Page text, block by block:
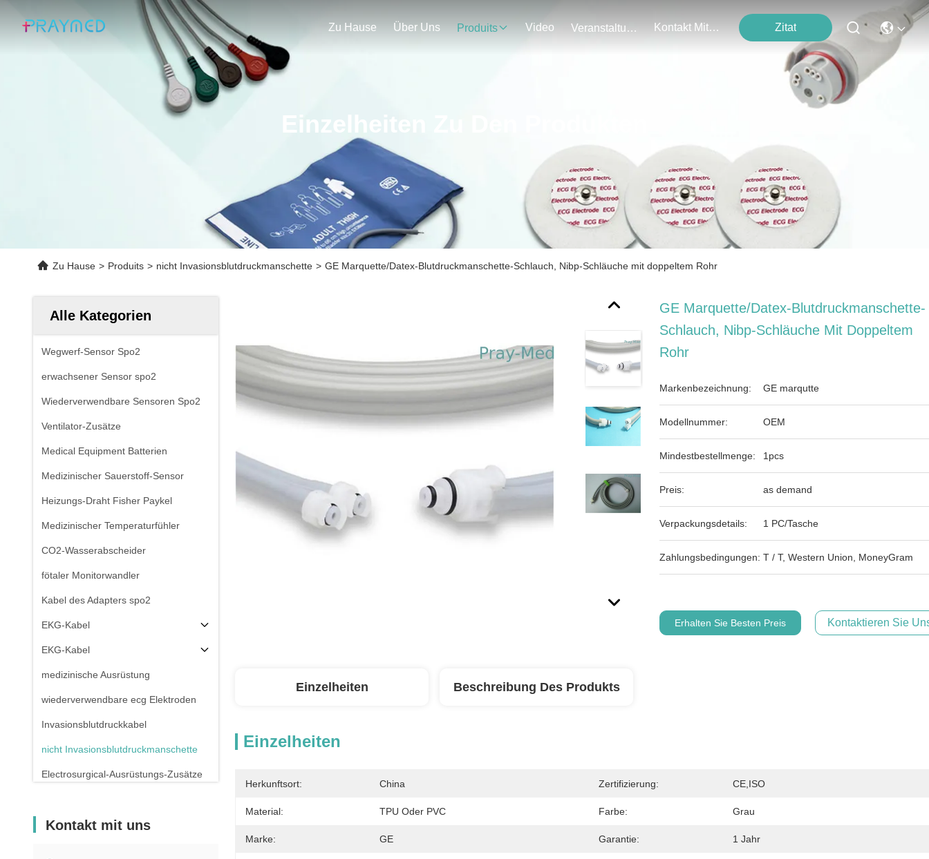
Zu Hause Über Uns Produits Video Veranstaltungen Kontakt Mit Uns Zitat
Einzelheiten Zu Den Produkten
Zu Hause > Produits > nicht Invasionsblutdruckmanschette > GE Marquette/Datex-Blutdruckmanschette-Schlauch, Nibp-Schläuche mit doppeltem Rohr
Alle Kategorien
Wegwerf-Sensor Spo2
erwachsener Sensor spo2
Wiederverwendbare Sensoren Spo2
Ventilator-Zusätze
Medical Equipment Batterien
Medizinischer Sauerstoff-Sensor
Heizungs-Draht Fisher Paykel
Medizinischer Temperaturfühler
CO2-Wasserabscheider
fötaler Monitorwandler
Kabel des Adapters spo2
EKG-Kabel
EKG-Kabel
medizinische Ausrüstung
wiederverwendbare ecg Elektroden
Invasionsblutdruckkabel
nicht Invasionsblutdruckmanschette
Electrosurgical-Ausrüstungs-Zusätze
Kontakt mit uns
GE Marquette/Datex-Blutdruckmanschette-
Schlauch, Nibp-Schläuche Mit Doppeltem
Rohr
Markenbezeichnung: GE marqutte
Modellnummer: OEM
Mindestbestellmenge: 1pcs
Preis: as demand
Verpackungsdetails: 1 PC/Tasche
Zahlungsbedingungen: T / T, Western Union, MoneyGram
Erhalten Sie Besten Preis Kontaktieren Sie
Einzelheiten Beschreibung Des Produkts
Einzelheiten
Herkunftsort: China Zertifizierung: CE,ISO
Material: TPU Oder PVC Farbe: Grau
Marke: GE Garantie: 1 Jahr